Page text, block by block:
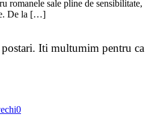
romanele sale pline de sensibilitate,
De la […]
postari. Iti multumim pentru ca
0